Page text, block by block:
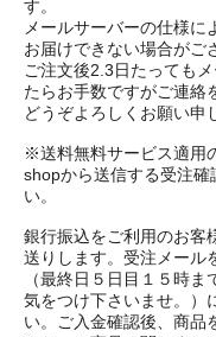
す。
メールサーバーの仕様に
お届けできない場合がご
ご注文後2.3日たっても
たらお手数ですがご連絡
どうぞよろしくお願い申
※送料無料サービス適用
shopから送信する受注確
い。
銀行振込をご利用のお客
送りします。受注メール
（最終日５日目１５時
気をつけ下さいませ。）
い。ご入金確認後、商品